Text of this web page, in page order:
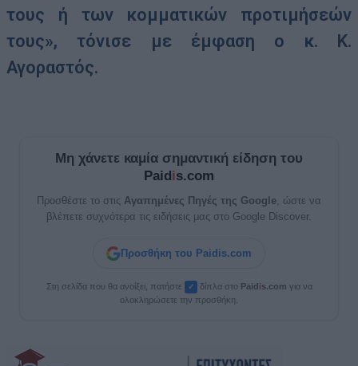
τους ή των κομματικών προτιμήσεών
τους», τόνισε με έμφαση ο κ. Κ.
Αγοραστός.
Μη χάνετε καμία σημαντική είδηση του
Paid is.com
Προσθέστε το στις Αγαπημένες Πηγές της Google, ώστε να
βλέπετε συχνότερα τις ειδήσεις μας στο Google Discover.
Προσθήκη του Paidis.com
Στη σελίδα που θα ανοίξει, πατήστε ✓ δίπλα στο Paid is.com για να
ολοκληρώσετε την προσθήκη.